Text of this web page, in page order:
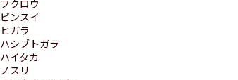
フクロウ
ビンスイ
ヒガラ
ハシブトガラ
ハイタカ
ノスリ